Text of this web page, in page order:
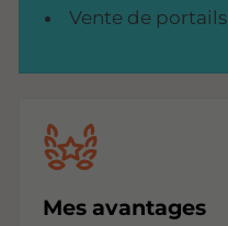
Vente de portails
Mes avantages